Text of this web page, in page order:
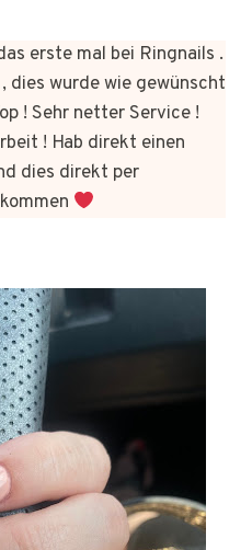
erste mal bei Ringnails .
dies wurde wie gewünscht
! Sehr netter Service !
! Hab direkt einen
dies direkt per